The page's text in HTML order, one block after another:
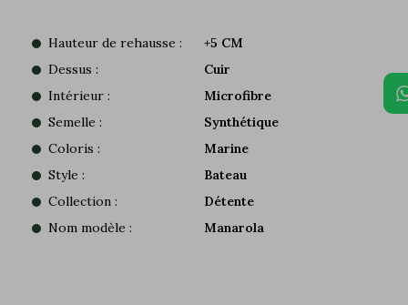
Hauteur de rehausse :
+5 CM
Dessus :
Cuir
Intérieur :
Microfibre
Semelle :
Synthétique
Coloris :
Marine
Style :
Bateau
Collection :
Détente
Nom modèle :
Manarola